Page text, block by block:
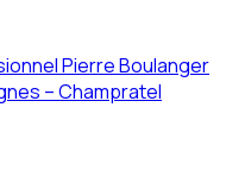
Pierre Boulanger
– Champratel